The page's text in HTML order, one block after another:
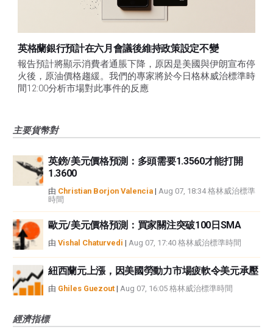
英格蘭銀行預計在六月會議後維持政策設定不變
報告預計將顯示消費者通脹下降，原因是美國與伊朗宣布停
火後，原油價格趨緩。我們的專家將於今日格林威治標準時
間12:00分析市場對此事件的反應
主要貨幣對
英鎊/美元價格預測：多頭需要1.3560才能打開
1.3600
由 Christian Borjon Valencia | Aug 07, 18:34 格林威治標準
時間
歐元/美元價格預測：買家關注突破100日SMA
由 Vishal Chaturvedi | Aug 07, 17:40 格林威治標準時間
紐西蘭元上漲，因美國勞動力市場疲軟令美元承壓
由 Ghiles Guezout | Aug 07, 16:05 格林威治標準時間
經濟指標